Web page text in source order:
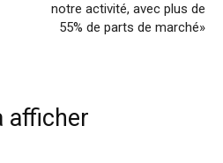
notre activité, avec plus de
55% de parts de marché»
afficher